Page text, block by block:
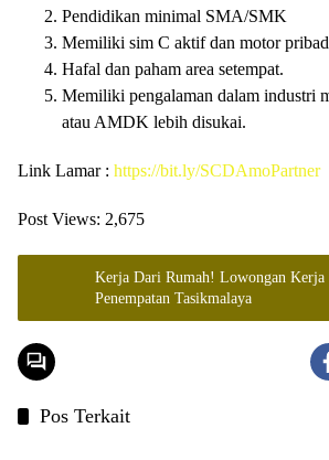
Pendidikan minimal SMA/SMK
Memiliki sim C aktif dan motor
Hafal dan paham area setempat.
Memiliki pengalaman dalam industri
atau AMDK lebih disukai.
Link Lamar : https://bit.ly/SCDAmoPartner
Post Views: 2,675
Kerja Dari Rumah! Lowongan Kerja
Penempatan Tasikmalaya
Pos Terkait
Jabar